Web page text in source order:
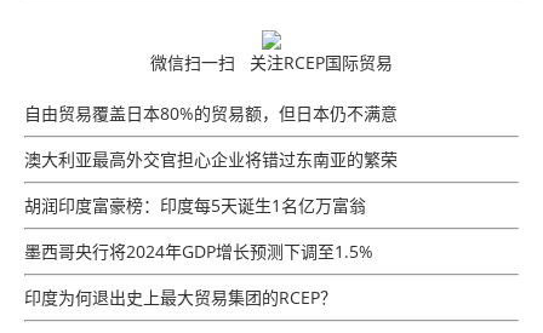
微信扫一扫 关注RCEP国际贸易
自由贸易覆盖日本80%的贸易额，但日本仍不满意
澳大利亚最高外交官担心企业将错过东南亚的繁荣
胡润印度富豪榜：印度每5天诞生1名亿万富翁
墨西哥央行将2024年GDP增​​长预测下调至1.5%
印度为何退出史上最大贸易集团的RCEP？